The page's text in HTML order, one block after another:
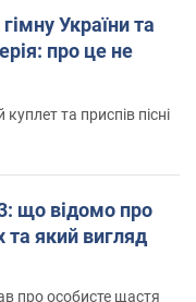
України та
про це не
та приспів пісні
що відомо про
та який вигляд
про особисте щастя